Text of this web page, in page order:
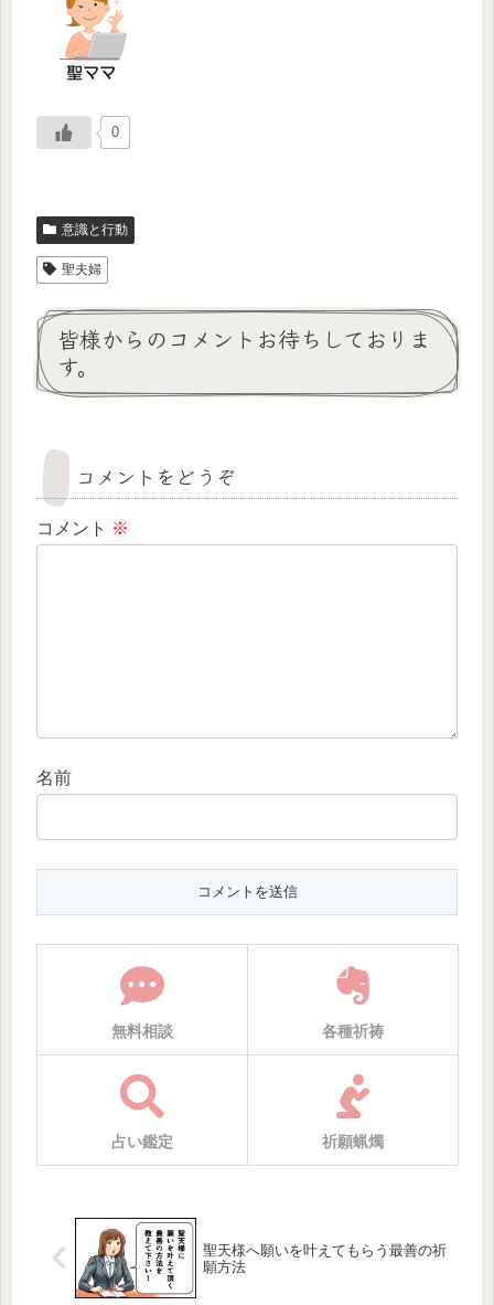
0
意識と行動
聖夫婦
皆様からのコメントお待ちしておりま
す。
コメントをどうぞ
コメント ※
名前
無料相談 各種祈祷
占い鑑定 祈願蝋燭
聖天様へ願いを叶えてもらう最善の祈
願方法